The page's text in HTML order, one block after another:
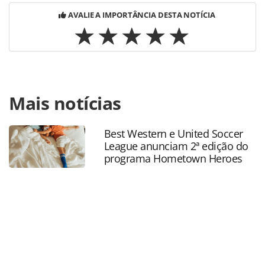
AVALIE A IMPORTÂNCIA DESTA NOTÍCIA
https://www.panrotas.com.br/aviacao/empresas/2018/11/
brasil-encerra-voo-de-fortaleza-a-orlando-eua_160728.html
ou as ferramentas oferecidas na página. Todo o conteúdo
produzido pela PANROTAS Editora é protegido pela
legislação brasileira sobre direito autoral. Não reproduza o
conteúdo sem autorização da PANROTAS Editora
Mais notícias
Best Western e United Soccer
League anunciam 2ª edição do
programa Hometown Heroes